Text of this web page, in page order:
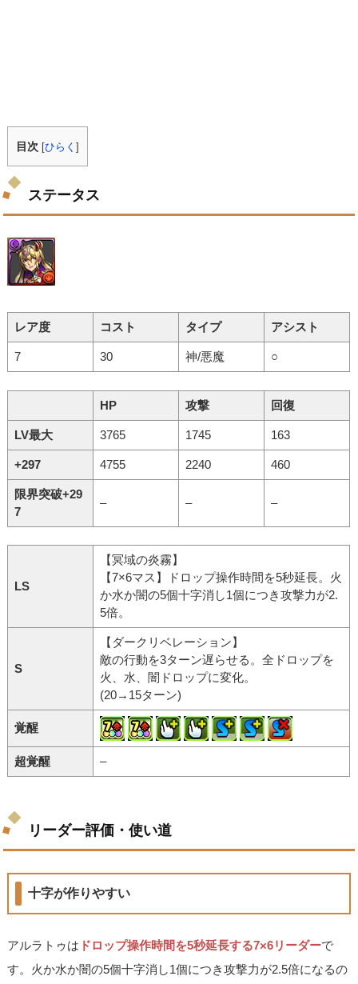
目次 [ひらく]
ステータス
レア度 コスト タイプ アシスト
7 30 神/悪魔 ○
HP 攻撃 回復
LV最大 3765 1745 163
+297 4755 2240 460
限界突破+29
7
– – –
LS
【冥域の炎霧】
【7×6マス】ドロップ操作時間を5秒延長。火
か水か闇の5個十字消し1個につき攻撃力が2.
5倍。
S
【ダークリベレーション】
敵の行動を3ターン遅らせる。全ドロップを
火、水、闇ドロップに変化。
(20→15ターン)
覚醒
超覚醒 –
リーダー評価・使い道
十字が作りやすい
アルラトゥは ドロップ操作時間を5秒延長する7×6リーダーで
す。火か水か闇の5個十字消し1個につき攻撃力が2.5倍になるの